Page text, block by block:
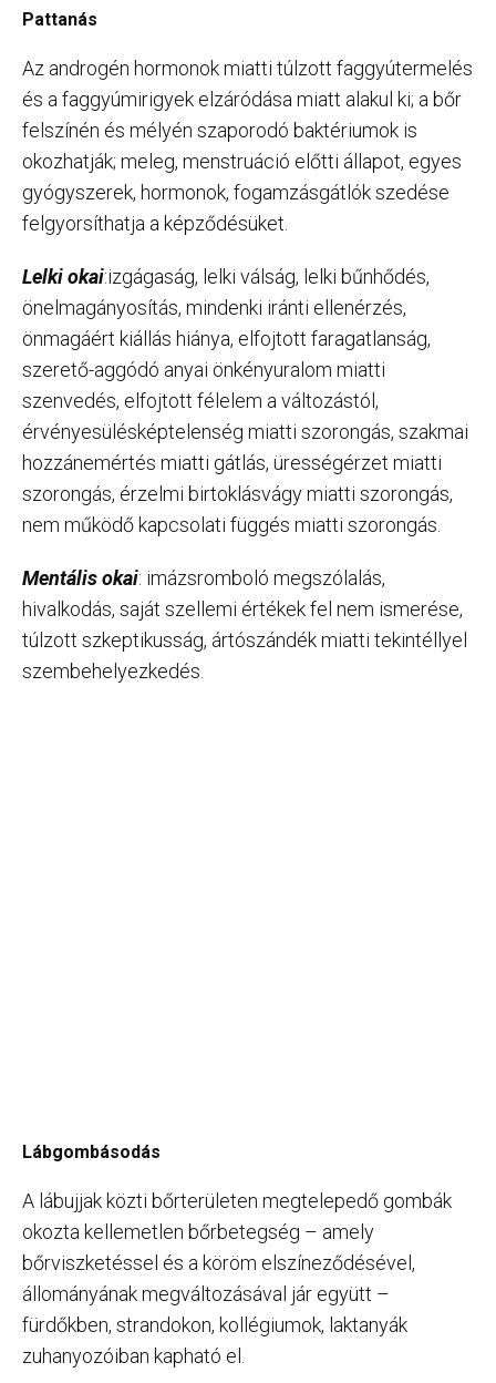
Pattanás
Az androgén hormonok miatti túlzott faggyútermelés
és a faggyúmirigyek elzáródása miatt alakul ki; a bőr
felszínén és mélyén szaporodó baktériumok is
okozhatják; meleg, menstruáció előtti állapot, egyes
gyógyszerek, hormonok, fogamzásgátlók szedése
felgyorsíthatja a képződésüket.
Lelki okai:izgágaság, lelki válság, lelki bűnhődés,
önelmagányosítás, mindenki iránti ellenérzés,
önmagáért kiállás hiánya, elfojtott faragatlanság,
szerető-aggódó anyai önkényuralom miatti
szenvedés, elfojtott félelem a változástól,
érvényesülésképtelenség miatti szorongás, szakmai
hozzánemértés miatti gátlás, ürességérzet miatti
szorongás, érzelmi birtoklásvágy miatti szorongás,
nem működő kapcsolati függés miatti szorongás.
Mentális okai: imázsromboló megszólalás,
hivalkodás, saját szellemi értékek fel nem ismerése,
túlzott szkeptikusság, ártószándék miatti tekintéllyel
szembehelyezkedés.
Lábgombásodás
A lábujjak közti bőrterületen megtelepedő gombák
okozta kellemetlen bőrbetegség – amely
bőrviszketéssel és a köröm elszíneződésével,
állományának megváltozásával jár együtt –
fürdőkben, strandokon, kollégiumok, laktanyák
zuhanyozóiban kapható el.